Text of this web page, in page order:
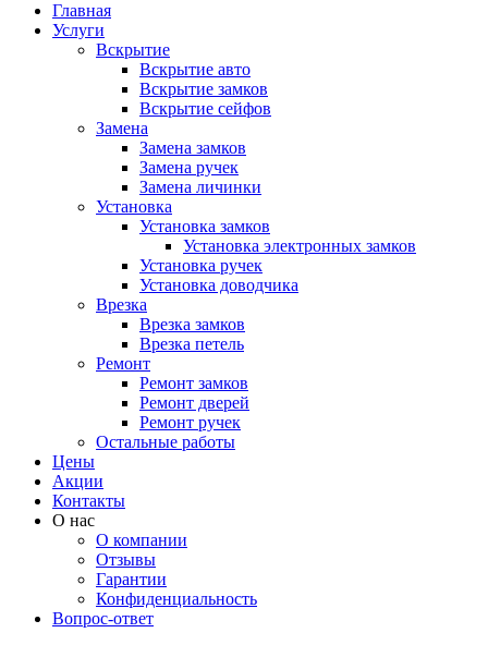
Главная
Услуги
Вскрытие
Вскрытие авто
Вскрытие замков
Вскрытие сейфов
Замена
Замена замков
Замена ручек
Замена личинки
Установка
Установка замков
Установка электронных замков
Установка ручек
Установка доводчика
Врезка
Врезка замков
Врезка петель
Ремонт
Ремонт замков
Ремонт дверей
Ремонт ручек
Остальные работы
Цены
Акции
Контакты
О нас
О компании
Отзывы
Гарантии
Конфиденциальность
Вопрос-ответ